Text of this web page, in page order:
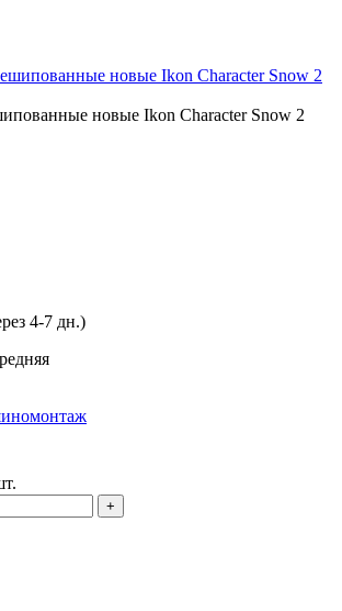
новые Ikon Character Snow 2
4-7 дн.)
+